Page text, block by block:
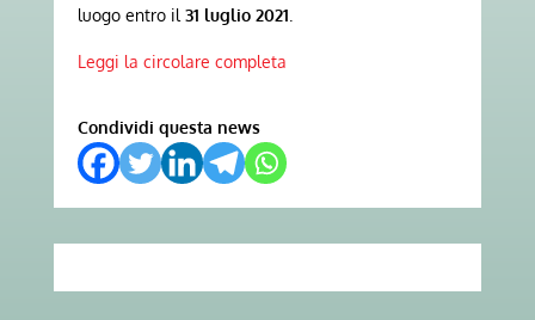
luogo entro il 31 luglio 2021
Leggi la circolare completa
Condividi questa news